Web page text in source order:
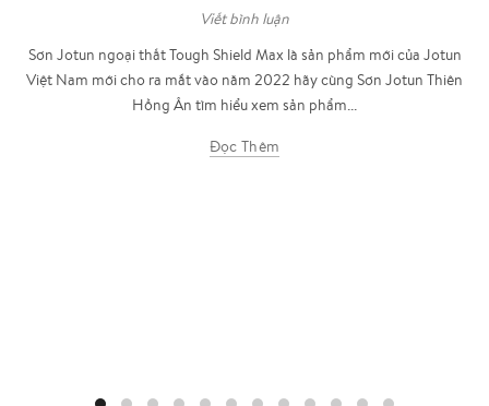
Viết bình luận
Sơn Jotun ngoại thất Tough Shield Max là sản phẩm mới của Jotun
Việt Nam mới cho ra mắt vào năm 2022 hãy cùng Sơn Jotun Thiên
Hồng Ân tìm hiểu xem sản phẩm...
Đọc Thêm